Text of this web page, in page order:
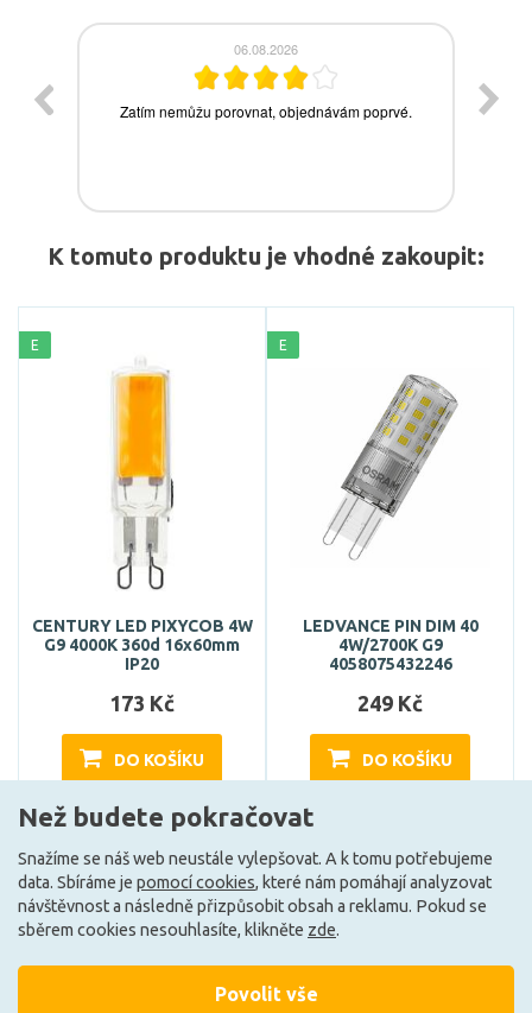
K tomuto produktu je vhodné zakoupit:
E
CENTURY LED PIXYCOB 4W
G9 4000K 360d 16x60mm
IP20
173 Kč
DO KOŠÍKU
Může být u Vás 18. 8.
E
LEDVANCE PIN DIM 40
4W/2700K G9
4058075432246
249 Kč
DO KOŠÍKU
Může být u Vás 19. 8.
Než budete pokračovat
Snažíme se náš web neustále vylepšovat. A k tomu potřebujeme
data. Sbíráme je pomocí cookies, které nám pomáhají analyzovat
návštěvnost a následně přizpůsobit obsah a reklamu. Pokud se
sběrem cookies nesouhlasíte, klikněte zde.
Povolit vše